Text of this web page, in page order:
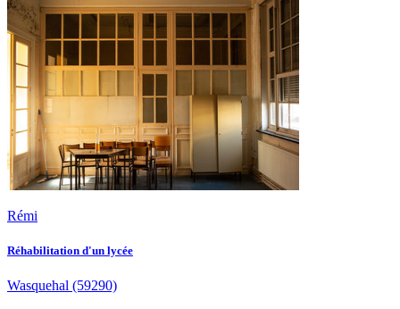
Rémi
Réhabilitation d'un lycée
Wasquehal (59290)